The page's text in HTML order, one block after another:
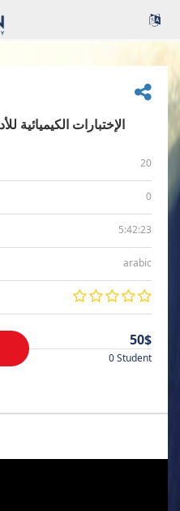
الإختبارات الكيميائية
20
0
5:42:23
arabic
50$
0 Student